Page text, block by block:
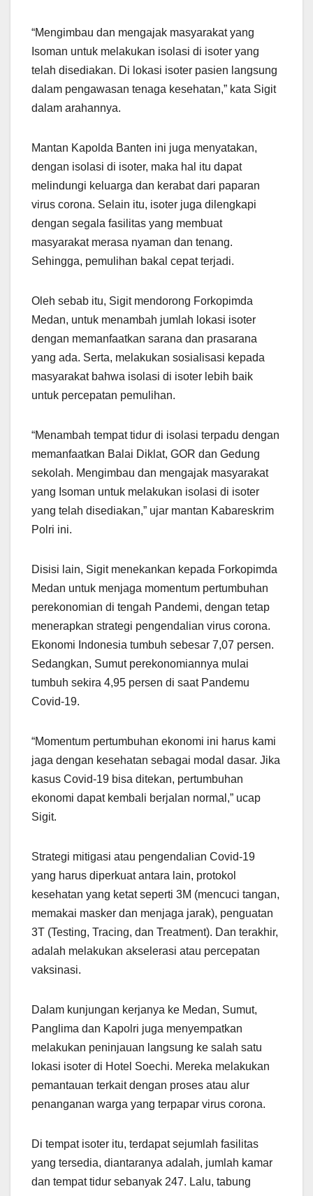
“Mengimbau dan mengajak masyarakat yang
Isoman untuk melakukan isolasi di isoter yang
telah disediakan. Di lokasi isoter pasien langsung
dalam pengawasan tenaga kesehatan,” kata Sigit
dalam arahannya.
Mantan Kapolda Banten ini juga menyatakan,
dengan isolasi di isoter, maka hal itu dapat
melindungi keluarga dan kerabat dari paparan
virus corona. Selain itu, isoter juga dilengkapi
dengan segala fasilitas yang membuat
masyarakat merasa nyaman dan tenang.
Sehingga, pemulihan bakal cepat terjadi.
Oleh sebab itu, Sigit mendorong Forkopimda
Medan, untuk menambah jumlah lokasi isoter
dengan memanfaatkan sarana dan prasarana
yang ada. Serta, melakukan sosialisasi kepada
masyarakat bahwa isolasi di isoter lebih baik
untuk percepatan pemulihan.
“Menambah tempat tidur di isolasi terpadu dengan
memanfaatkan Balai Diklat, GOR dan Gedung
sekolah. Mengimbau dan mengajak masyarakat
yang Isoman untuk melakukan isolasi di isoter
yang telah disediakan,” ujar mantan Kabareskrim
Polri ini.
Disisi lain, Sigit menekankan kepada Forkopimda
Medan untuk menjaga momentum pertumbuhan
perekonomian di tengah Pandemi, dengan tetap
menerapkan strategi pengendalian virus corona.
Ekonomi Indonesia tumbuh sebesar 7,07 persen.
Sedangkan, Sumut perekonomiannya mulai
tumbuh sekira 4,95 persen di saat Pandemu
Covid-19.
“Momentum pertumbuhan ekonomi ini harus kami
jaga dengan kesehatan sebagai modal dasar. Jika
kasus Covid-19 bisa ditekan, pertumbuhan
ekonomi dapat kembali berjalan normal,” ucap
Sigit.
Strategi mitigasi atau pengendalian Covid-19
yang harus diperkuat antara lain, protokol
kesehatan yang ketat seperti 3M (mencuci tangan,
memakai masker dan menjaga jarak), penguatan
3T (Testing, Tracing, dan Treatment). Dan terakhir,
adalah melakukan akselerasi atau percepatan
vaksinasi.
Dalam kunjungan kerjanya ke Medan, Sumut,
Panglima dan Kapolri juga menyempatkan
melakukan peninjauan langsung ke salah satu
lokasi isoter di Hotel Soechi. Mereka melakukan
pemantauan terkait dengan proses atau alur
penanganan warga yang terpapar virus corona.
Di tempat isoter itu, terdapat sejumlah fasilitas
yang tersedia, diantaranya adalah, jumlah kamar
dan tempat tidur sebanyak 247. Lalu, tabung